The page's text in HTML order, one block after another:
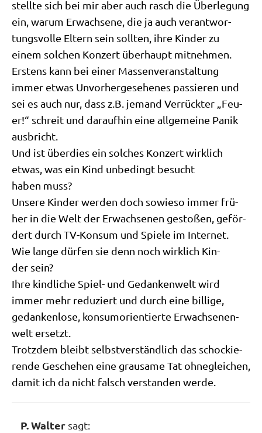
stell­te sich bei mir aber auch rasch die Über­le­gung
ein, war­um Erwach­se­ne, die ja auch ver­ant­wor­
tungs­vol­le Eltern sein soll­ten, ihre Kin­der zu
einem sol­chen Kon­zert über­haupt mitnehmen.
Erstens kann bei einer Mas­sen­ver­an­stal­tung
immer etwas Unvor­her­ge­se­he­nes pas­sie­ren und
sei es auch nur, dass z.B. jemand Ver­rück­ter „Feu­
er!“ schreit und dar­auf­hin eine all­ge­mei­ne Panik
ausbricht.
Und ist über­dies ein sol­ches Kon­zert wirk­lich
etwas, was ein Kind unbe­dingt besucht
haben muss?
Unse­re Kin­der wer­den doch sowie­so immer frü­
her in die Welt der Erwach­se­nen gesto­ßen, geför­
dert durch TV-Kon­sum und Spie­le im Internet.
Wie lan­ge dür­fen sie denn noch wirk­lich Kin­
der sein?
Ihre kind­li­che Spiel- und Gedan­ken­welt wird
immer mehr redu­ziert und durch eine bil­li­ge,
gedan­ken­lo­se, kon­sum­ori­en­tier­te Erwach­se­nen­
welt ersetzt.
Trotz­dem bleibt selbst­ver­ständ­lich das schockie­
ren­de Gesche­hen eine grau­sa­me Tat ohne­glei­chen,
damit ich da nicht falsch ver­stan­den werde.
P. Walter sagt: